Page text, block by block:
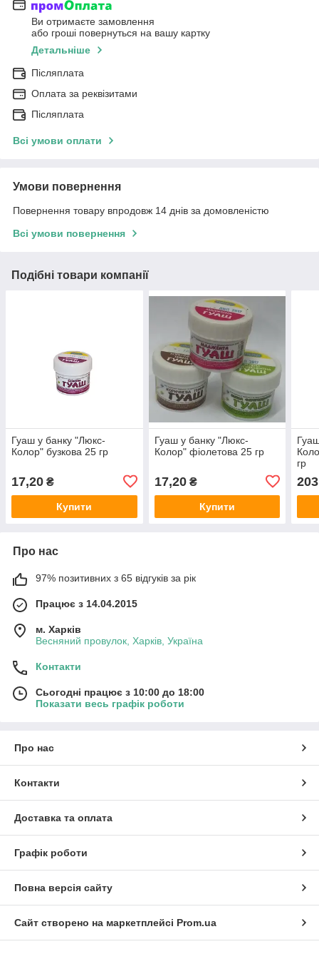
Ви отримаєте замовлення
або гроші повернуться на вашу картку
Детальніше
Післяплата
Оплата за реквізитами
Післяплата
Всі умови оплати
Умови повернення
Повернення товару впродовж 14 днів за домовленістю
Всі умови повернення
Подібні товари компанії
Гуаш у банку "Люкс-
Колор" бузкова 25 гр
17,20 ₴
Купити
Гуаш у банку "Люкс-
Колор" фіолетова 25 гр
17,20₴
Купити
гр
Про нас
97% позитивних з 65 відгуків за рік
Працює з 14.04.2015
м. Харків
Весняний провулок, Харків, Україна
Контакти
Сьогодні працює з 10:00 до 18:00
Показати весь графік роботи
Про нас
Контакти
Доставка та оплата
Графік роботи
Повна версія сайту
Сайт створено на маркетплейсі Prom.ua